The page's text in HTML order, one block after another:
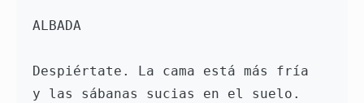
ALBADA
Despiértate. La cama está más fría
y las sábanas sucias en el suelo.